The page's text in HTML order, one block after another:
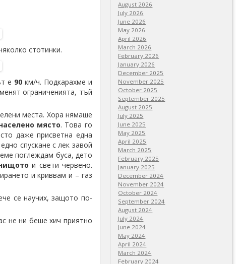
стотинки.
е 90км/ч. Подкарахме и
ограниченията, тъй
места. Хора нямаше
място. Това го
даже присветна една
спускане с лек завой
поглеждам буса, дето
и свети червено.
и криввам и – газ
се научих, защото по-
не ни беше хич приятно
August 2026
July 2026
June 2026
May 2026
April 2026
March 2026
February 2026
January 2026
December 2025
November 2025
October 2025
September 2025
August 2025
July 2025
June 2025
May 2025
April 2025
March 2025
February 2025
January 2025
December 2024
November 2024
October 2024
September 2024
August 2024
July 2024
June 2024
May 2024
April 2024
March 2024
February 2024